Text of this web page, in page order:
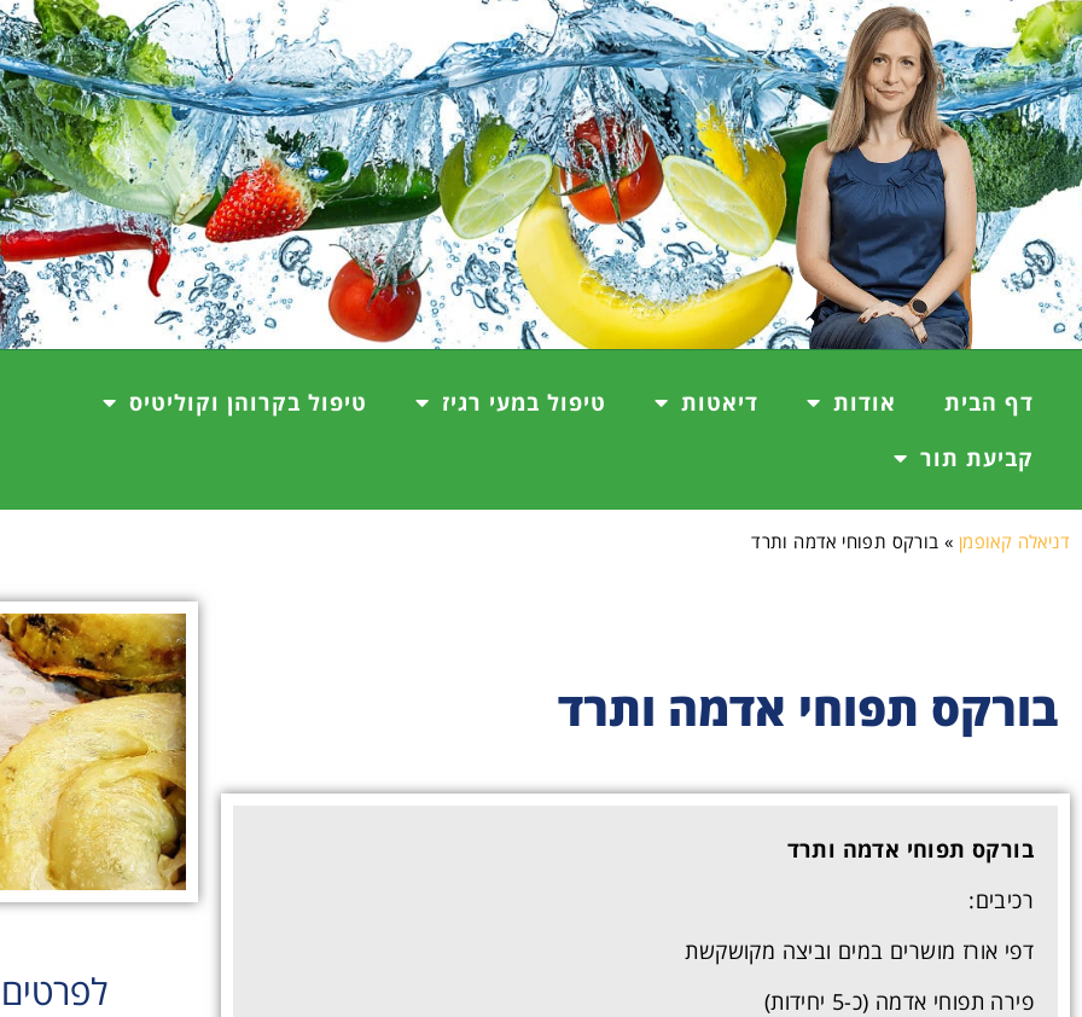
דף הבית אודות דיאטות טיפול במעי רגיז
טיפול בקרוהן וקוליטיס
קביעת תור
דניאלה קאופמן » בורקס תפוחי אדמה ותרד
בורקס תפוחי אדמה ותרד
בורקס תפוחי אדמה ותרד
רכיבים:
דפי אורז מושרים במים וביצה מקושקשת
פירה תפוחי אדמה (כ-5 יחידות)